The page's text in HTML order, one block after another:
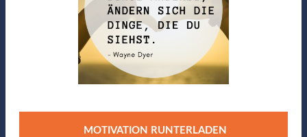
MOTIVATION RUNTERLADEN